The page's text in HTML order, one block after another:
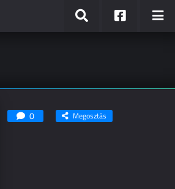
0 Megosztás